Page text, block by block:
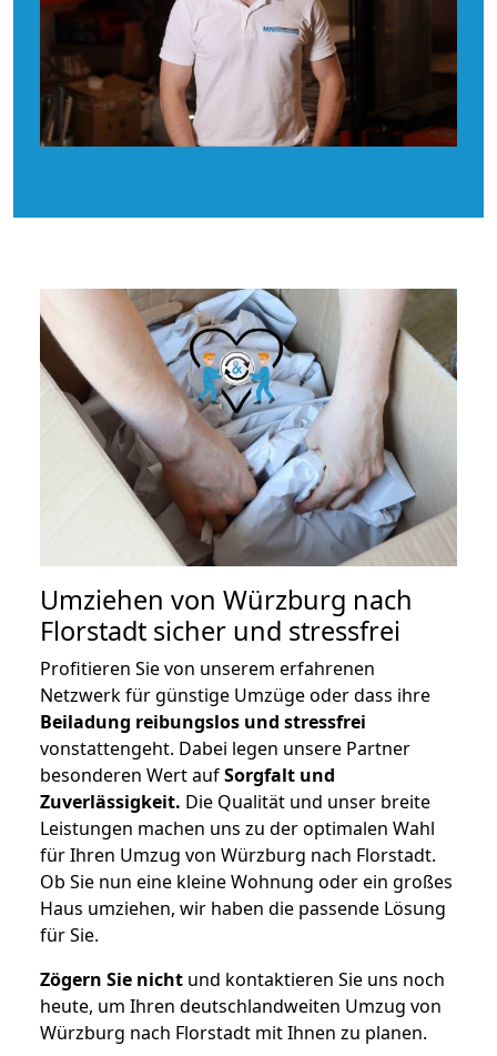
Umziehen von Würzburg nach
Florstadt sicher und stressfrei
Profitieren Sie von unserem erfahrenen
Netzwerk für günstige Umzüge oder dass ihre
Beiladung reibungslos und stressfrei
vonstattengeht. Dabei legen unsere Partner
besonderen Wert aufSorgfalt und
Zuverlässigkeit. Die Qualität und unser breite
Leistungen machen uns zu der optimalen Wahl
für Ihren Umzug von Würzburg nach Florstadt.
Ob Sie nun eine kleine Wohnung oder ein großes
Haus umziehen, wir haben die passende Lösung
für Sie.
Zögern Sie nicht und kontaktieren Sie uns noch
heute, um Ihren deutschlandweiten Umzug von
Würzburg nach Florstadt mit Ihnen zu planen.